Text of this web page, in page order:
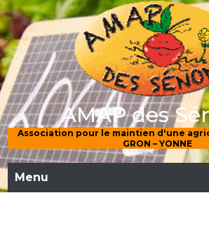
Skip
to
content
AMAP des
Association pour le maintien d'une
GRON – YONNE
Menu